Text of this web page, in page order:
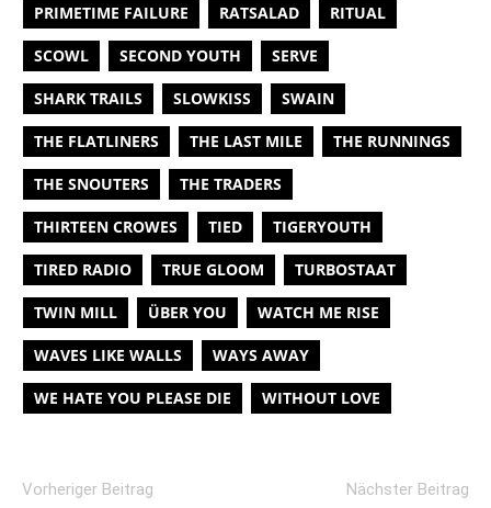
PRIMETIME FAILURE RATSALAD RITUAL
SCOWL SECOND YOUTH SERVE
SHARK TRAILS SLOWKISS SWAIN
THE FLATLINERS THE LAST MILE THE RUNNINGS
THE SNOUTERS THE TRADERS
THIRTEEN CROWES TIED TIGERYOUTH
TIRED RADIO TRUE GLOOM TURBOSTAAT
TWIN MILL ÜBER YOU WATCH ME RISE
WAVES LIKE WALLS WAYS AWAY
WE HATE YOU PLEASE DIE WITHOUT LOVE
Vorheriger Beitrag Nächster Beitrag